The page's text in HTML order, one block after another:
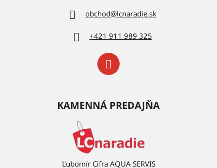
obchod@lcnaradie.sk
+421 911 989 325
KAMENNÁ PREDAJŇA
Ľubomír Cifra AQUA SERVIS